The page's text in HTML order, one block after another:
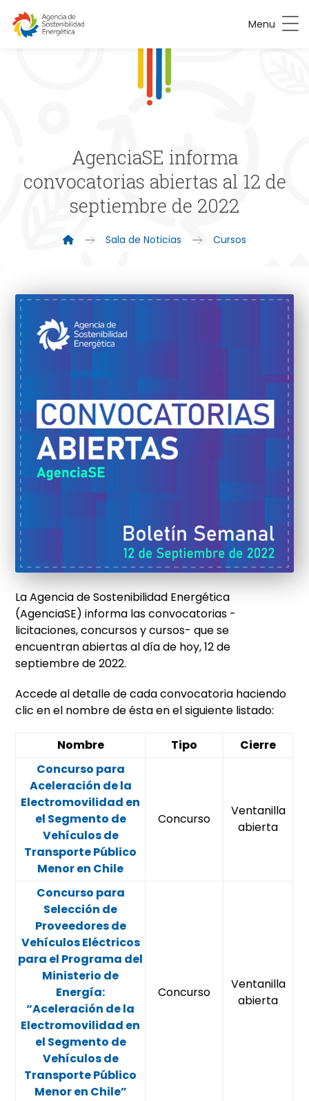
Menu
AgenciaSE informa
convocatorias abiertas al 12 de
septiembre de 2022
Sala de Noticias Cursos
La Agencia de Sostenibilidad Energética
(AgenciaSE) informa las convocatorias -
licitaciones, concursos y cursos- que se
encuentran abiertas al día de hoy, 12 de
septiembre de 2022.
Accede al detalle de cada convocatoria haciendo
clic en el nombre de ésta en el siguiente listado:
Nombre Tipo
Cierre
Concurso para
Aceleración de la
Electromovilidad en
el Segmento de
Vehículos de
Transporte Público
Menor en Chile
Concurso
Ventanilla
abierta
Concurso para
Selección de
Proveedores de
Vehículos Eléctricos
para el Programa del
Ministerio de
Energía:
“Aceleración de la
Electromovilidad en
el Segmento de
Vehículos de
Transporte Público
Menor en Chile”
Concurso
Ventanilla
abierta